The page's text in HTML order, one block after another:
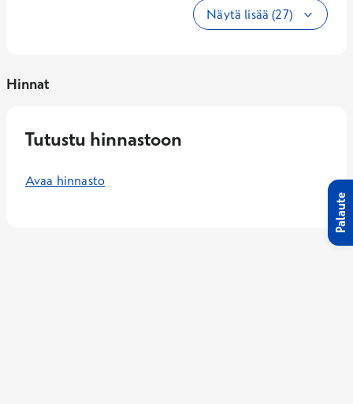
Näytä lisää (27)
Hinnat
Tutustu hinnastoon
Avaa hinnasto
Palaute